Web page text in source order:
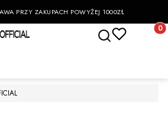
PRZY ZAKUPACH POWYŻEJ 1000ZŁ
Otwórz